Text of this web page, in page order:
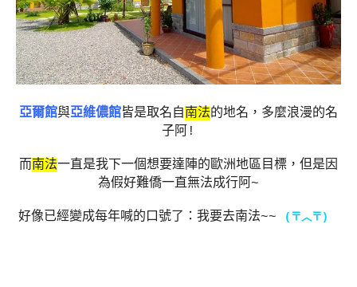
亞爾館與亞維儂館皆是取名自 南法的地名，多麼浪漫的名
子阿!
而南法一直是我下一個想要達陣的歐洲地區目標，但是因
為假好難僑一直無法成行阿~
好像已經變成每年喊的口號了：我要去南法~~ ( 〒︿〒 )